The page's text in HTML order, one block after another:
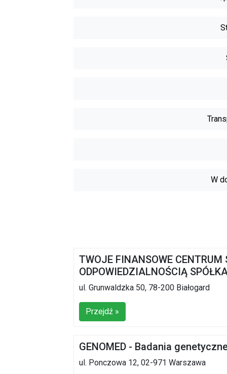
W
TWOJE FINANSOWE
ODPOWIEDZIALNOŚCIĄ
ul. Grunwaldzka 50, 78-200 Białogard
Przejdź »
GENOMED - Badania
ul. Ponczowa 12, 02-971 Warszawa